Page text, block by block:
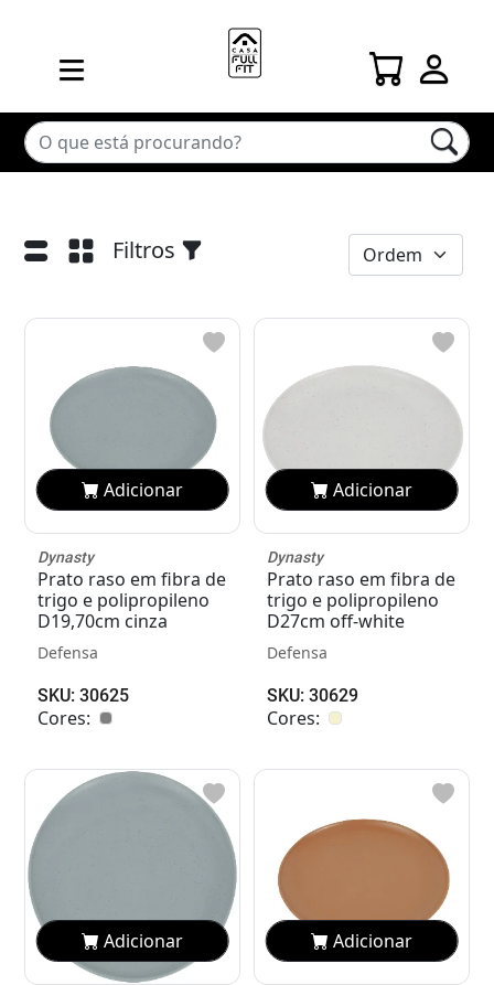
Filtros
Adicionar
Dynasty
Prato raso em fibra de
trigo e polipropileno
D19,70cm cinza
Defensa
SKU: 30625
Cores:
Adicionar
Dynasty
Prato raso em fibra de
trigo e polipropileno
D27cm off-white
Defensa
SKU: 30629
Cores:
Adicionar Adicionar